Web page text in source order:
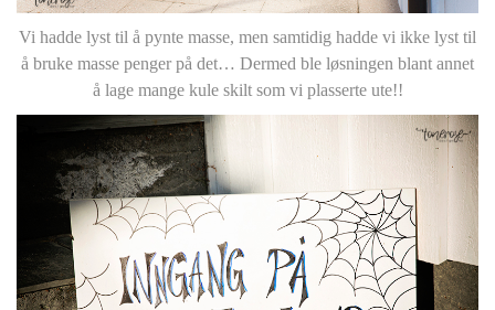
Vi hadde lyst til å pynte masse, men samtidig hadde vi ikke lyst til
å bruke masse penger på det… Dermed ble løsningen blant annet
å lage mange kule skilt som vi plasserte ute!!